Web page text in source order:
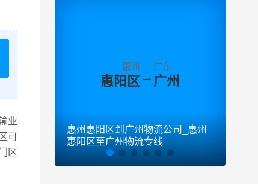
业
可
区
惠州
惠阳区→
广东
广州
惠州惠阳区到广州物流公司_惠州
惠阳区至广州物流专线